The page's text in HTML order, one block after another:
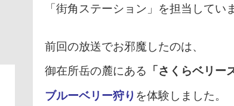
「街角ステーション」を担当してい
前回の放送でお邪魔したのは、
御在所岳の麓にある 「さくらベリー
ブルーベリー狩り を体験しました。